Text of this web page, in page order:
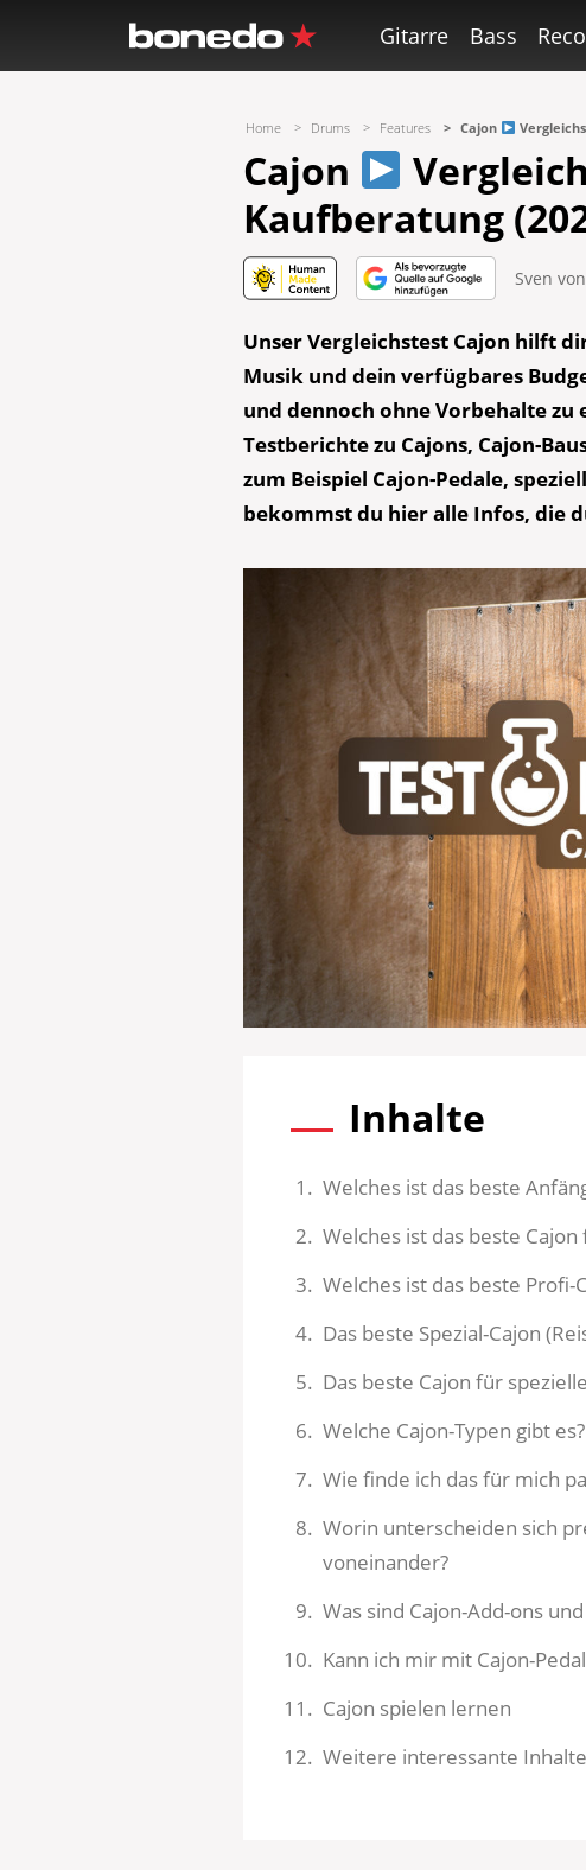
Gitarre Bass
Home Drums Features Cajon
Cajon
Kaufberatung
Sven
Unser Vergleichstest Cajon hilft
Musik und dein verfügbares
und dennoch ohneVorbehaltezu
Testberichte zu Cajons, Cajon-
zum Beispiel Cajon-Pedale,
bekommst du hier alle Infos, die
Inhalte
Welches ist das beste
Welches ist das beste
Welches ist das beste Profi-
Das beste Spezial-Cajon
Das beste Cajon für
Welche Cajon-Typen gibt
Wie finde ich das für mich
Worin unterscheiden sich
voneinander?
Was sind Cajon-Add-ons
Kann ich mir mit Cajon-
Cajon spielen lernen
Weitere interessante